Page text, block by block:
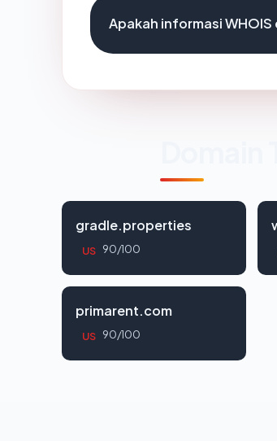
Apakah informasi
gradle.properties
US 90/100
primarent.com
US 90/100